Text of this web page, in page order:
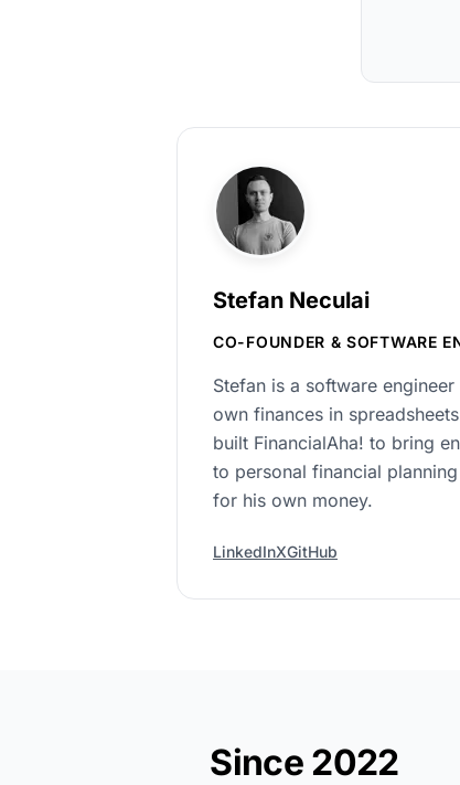
Stefan Neculai
CO-FOUNDER & SOFTWARE
Stefan is a software
own finances in
built FinancialAha! to bring
to personal financial
for his own money.
LinkedInXGitHub
Since 2022